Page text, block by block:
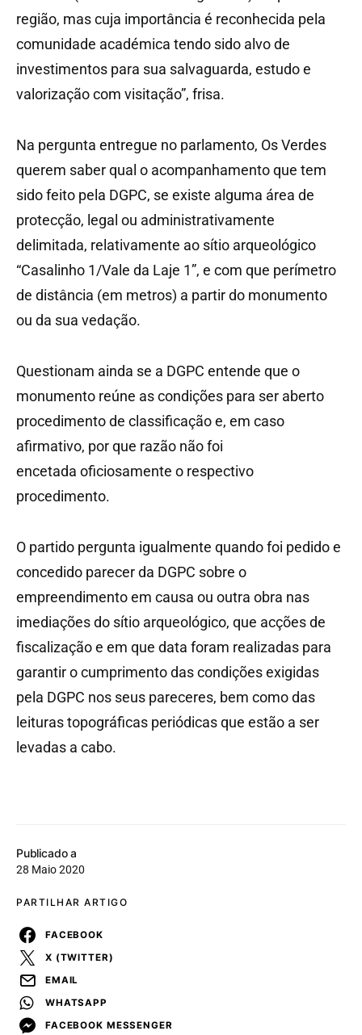
Publicado a
28 Maio 2020
PARTILHAR ARTIGO
FACEBOOK
X (TWITTER)
EMAIL
WHATSAPP
FACEBOOK MESSENGER
região, mas cuja importância é reconhecida pela
comunidade académica tendo sido alvo de
investimentos para sua salvaguarda, estudo e
valorização com visitação”, frisa.
Na pergunta entregue no parlamento, Os Verdes
querem saber qual o acompanhamento que tem
sido feito pela DGPC, se existe alguma área de
protecção, legal ou administrativamente
delimitada, relativamente ao sítio arqueológico
“Casalinho 1/Vale da Laje 1”, e com que perímetro
de distância (em metros) a partir do monumento
ou da sua vedação.
Questionam ainda se a DGPC entende que o
monumento reúne as condições para ser aberto
procedimento de classificação e, em caso
afirmativo, por que razão não foi
encetada oficiosamente o respectivo
procedimento.
O partido pergunta igualmente quando foi pedido e
concedido parecer da DGPC sobre o
empreendimento em causa ou outra obra nas
imediações do sítio arqueológico, que acções de
fiscalização e em que data foram realizadas para
garantir o cumprimento das condições exigidas
pela DGPC nos seus pareceres, bem como das
leituras topográficas periódicas que estão a ser
levadas a cabo.